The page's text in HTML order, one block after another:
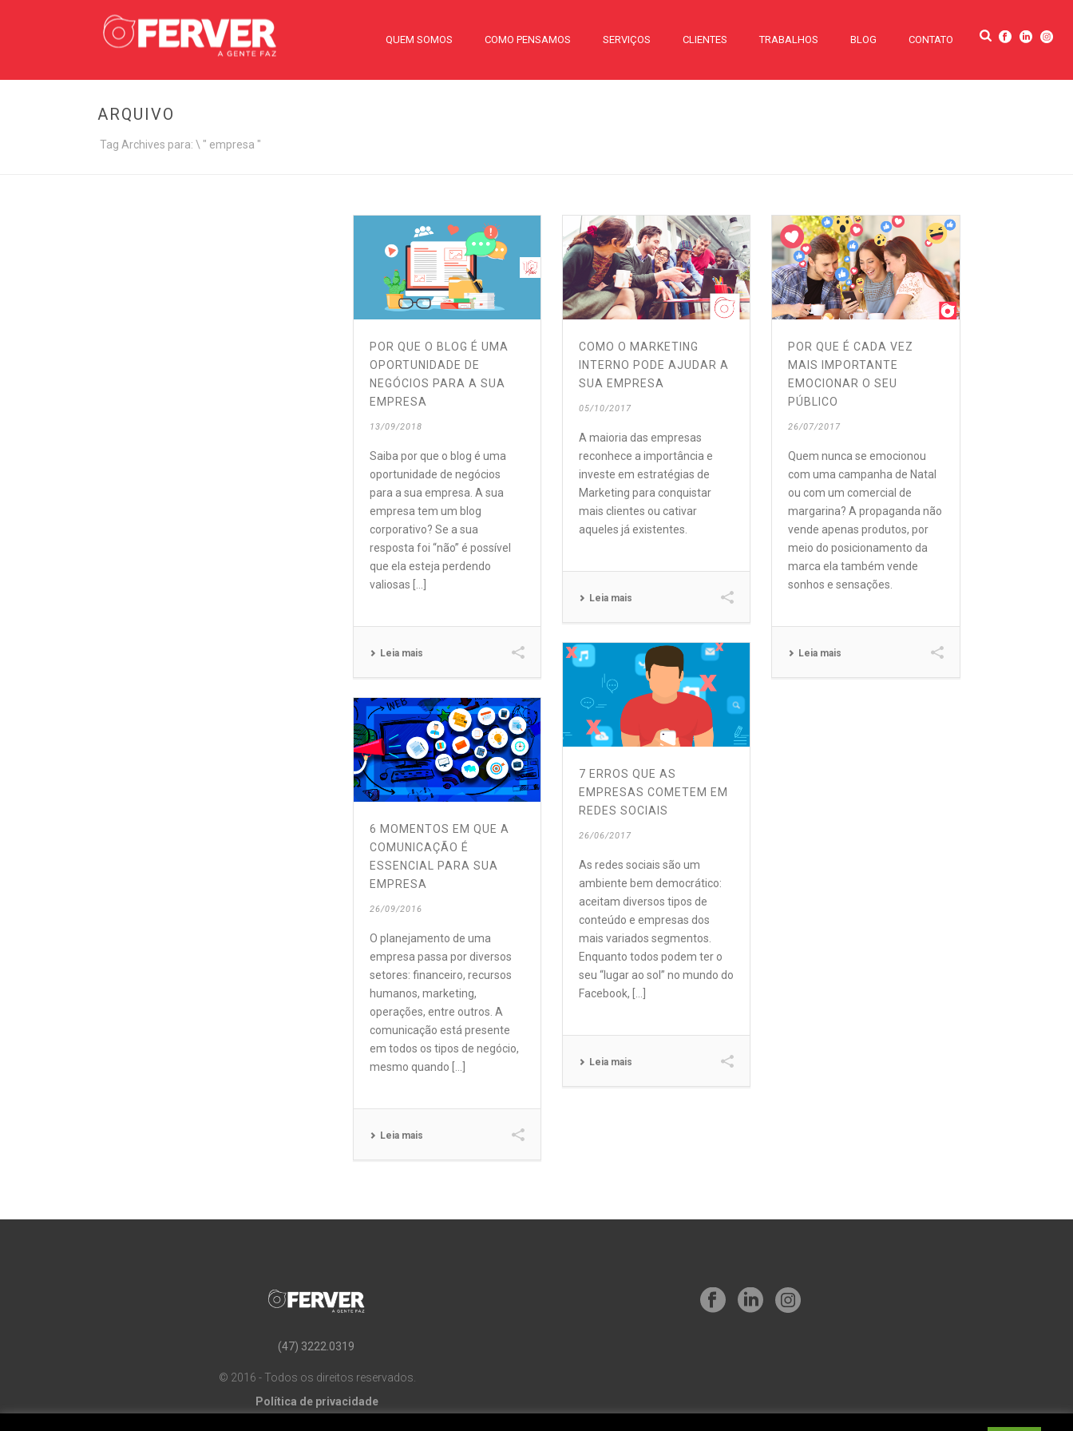
QUEM SOMOS COMO PENSAMOS SERVIÇOS CLIENTES TRABALHOS BLOG CONTATO
ARQUIVO
Tag Archives para: \ " empresa "
POR QUE O BLOG É UMA
OPORTUNIDADE DE
NEGÓCIOS PARA A SUA
EMPRESA
13/09/2018
Saiba por que o blog é uma
oportunidade de negócios
para a sua empresa. A sua
empresa tem um blog
corporativo? Se a sua
resposta foi “não” é possível
que ela esteja perdendo
valiosas [...]
Leia mais
COMO O MARKETING
INTERNO PODE AJUDAR A
SUA EMPRESA
05/10/2017
A maioria das empresas
reconhece a importância e
investe em estratégias de
Marketing para conquistar
mais clientes ou cativar
aqueles já existentes.
Leia mais
POR QUE É CADA VEZ
MAIS IMPORTANTE
EMOCIONAR O SEU
PÚBLICO
26/07/2017
Quem nunca se emocionou
com uma campanha de Natal
ou com um comercial de
margarina? A propaganda não
vende apenas produtos, por
meio do posicionamento da
marca ela também vende
sonhos e sensações.
Leia mais
7 ERROS QUE AS
EMPRESAS COMETEM EM
REDES SOCIAIS
26/06/2017
As redes sociais são um
ambiente bem democrático:
aceitam diversos tipos de
conteúdo e empresas dos
mais variados segmentos.
Enquanto todos podem ter o
seu “lugar ao sol” no mundo do
Facebook, [...]
Leia mais
6 MOMENTOS EM QUE A
COMUNICAÇÃO É
ESSENCIAL PARA SUA
EMPRESA
26/09/2016
O planejamento de uma
empresa passa por diversos
setores: financeiro, recursos
humanos, marketing,
operações, entre outros. A
comunicação está presente
em todos os tipos de negócio,
mesmo quando [...]
Leia mais
(47) 3222.0319
© 2016 - Todos os direitos reservados.
Política de privacidade